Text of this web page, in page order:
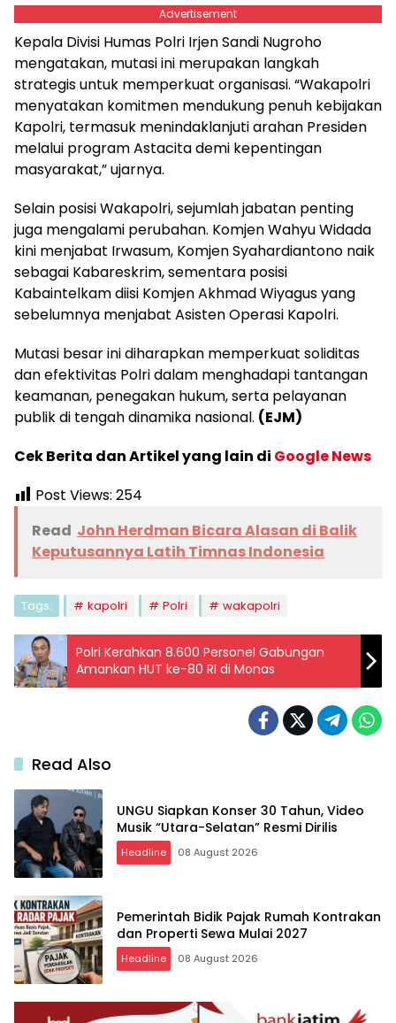
Advertisement
Kepala Divisi Humas Polri Irjen Sandi Nugroho
mengatakan, mutasi ini merupakan langkah
strategis untuk memperkuat organisasi. “Wakapolri
menyatakan komitmen mendukung penuh kebijakan
Kapolri, termasuk menindaklanjuti arahan Presiden
melalui program Astacita demi kepentingan
masyarakat,” ujarnya.
Selain posisi Wakapolri, sejumlah jabatan penting
juga mengalami perubahan. Komjen Wahyu Widada
kini menjabat Irwasum, Komjen Syahardiantono naik
sebagai Kabareskrim, sementara posisi
Kabaintelkam diisi Komjen Akhmad Wiyagus yang
sebelumnya menjabat Asisten Operasi Kapolri.
Mutasi besar ini diharapkan memperkuat soliditas
dan efektivitas Polri dalam menghadapi tantangan
keamanan, penegakan hukum, serta pelayanan
publik di tengah dinamika nasional. (EJM)
Cek Berita dan Artikel yang lain di Google News
Post Views: 254
Read John Herdman Bicara Alasan di Balik
Keputusannya Latih Timnas Indonesia
Tags: kapolri Polri wakapolri
Polri Kerahkan 8.600 Personel Gabungan
Amankan HUT ke-80 RI di Monas
Read Also
UNGU Siapkan Konser 30 Tahun, Video
Musik “Utara-Selatan” Resmi Dirilis
Headline 08 August 2026
Pemerintah Bidik Pajak Rumah Kontrakan
dan Properti Sewa Mulai 2027
Headline 08 August 2026